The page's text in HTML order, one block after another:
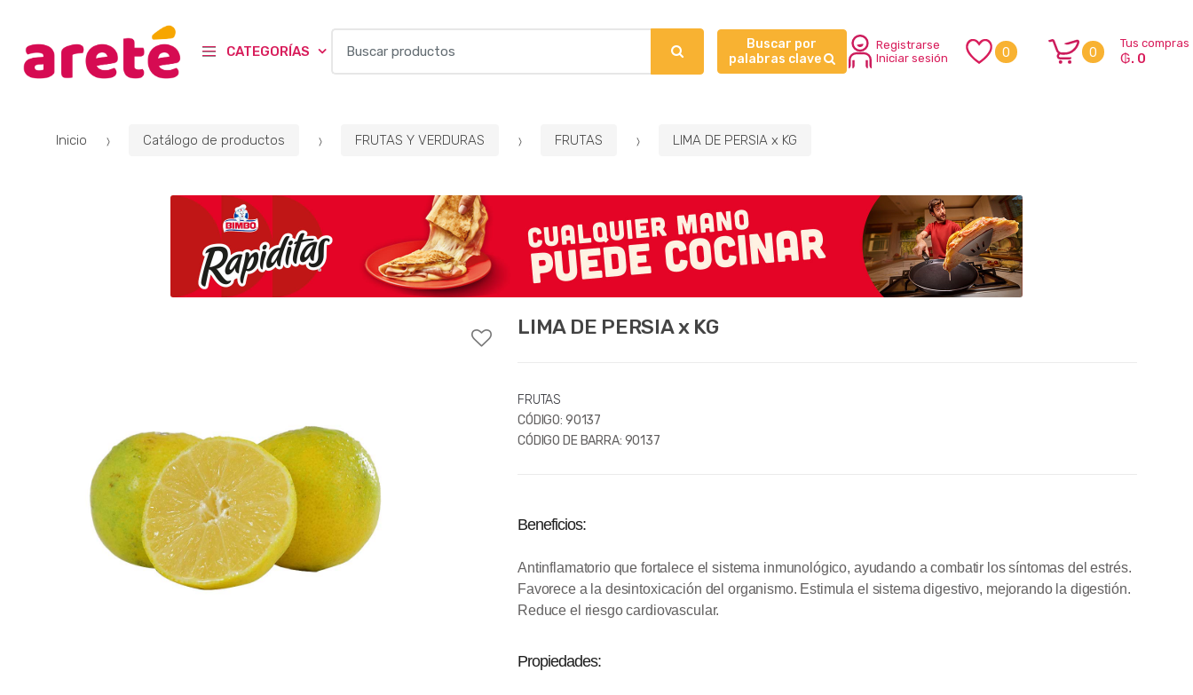
CATEGORÍAS
Buscar por
palabras clave
Registrarse
Iniciar sesión
0 0
Tus compras
₲. 0
Inicio Catálogo de productos FRUTAS Y VERDURAS FRUTAS LIMA DE PERSIA x KG
LIMA DE PERSIA x KG
FRUTAS
CÓDIGO: 90137
CÓDIGO DE BARRA: 90137
Beneficios:
Antinflamatorio que fortalece el sistema inmunológico, ayudando a combatir los síntomas del estrés.
Favorece a la desintoxicación del organismo. Estimula el sistema digestivo, mejorando la digestión.
Reduce el riesgo cardiovascular.
Propiedades: